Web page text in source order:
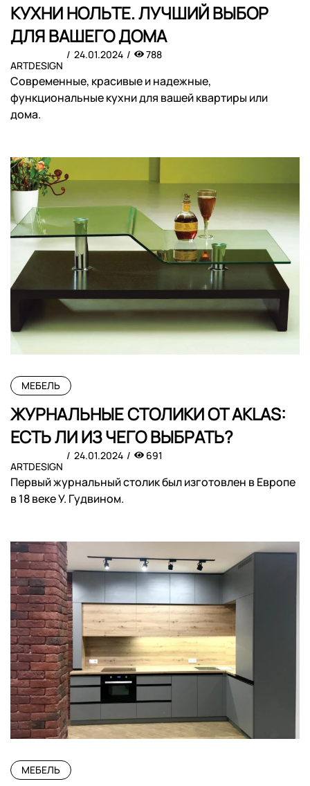
КУХНИ НОЛЬТЕ. ЛУЧШИЙ ВЫБОР
ДЛЯ ВАШЕГО ДОМА
ARTDESIGN
24.01.2024 788
Современные, красивые и надежные,
функциональные кухни для вашей квартиры или
дома.
МЕБЕЛЬ
ЖУРНАЛЬНЫЕ СТОЛИКИ ОТ АKLAS:
ЕСТЬ ЛИ ИЗ ЧЕГО ВЫБРАТЬ?
ARTDESIGN
24.01.2024 691
Первый журнальный столик был изготовлен в Европе
в 18 веке У. Гудвином.
МЕБЕЛЬ